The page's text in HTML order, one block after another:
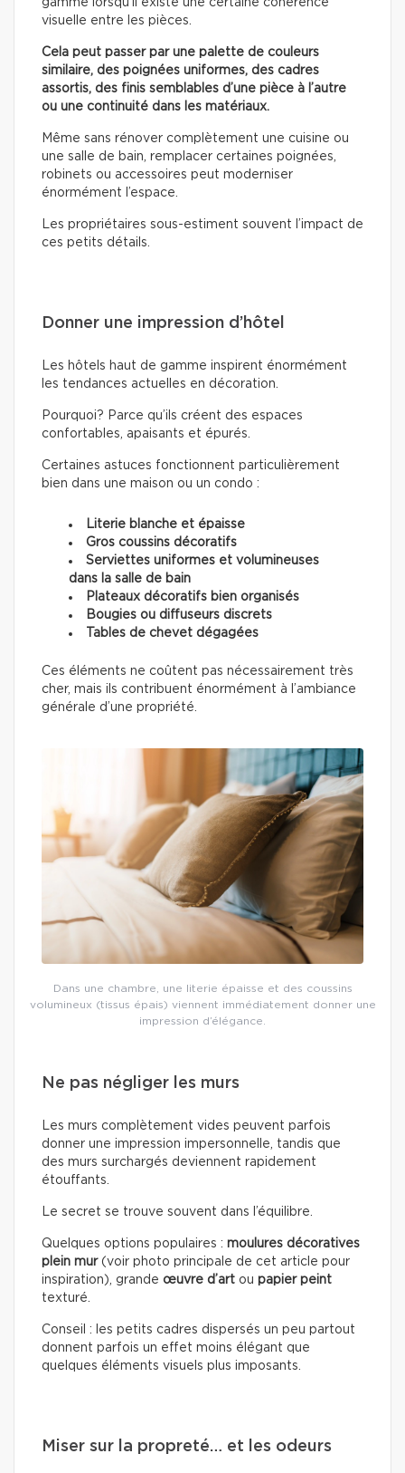
gamme lorsqu’il existe une certaine cohérence
visuelle entre les pièces.
Cela peut passer par une palette de couleurs
similaire, des poignées uniformes, des cadres
assortis, des finis semblables d’une pièce à l’autre
ou une continuité dans les matériaux.
Même sans rénover complètement une cuisine ou
une salle de bain, remplacer certaines poignées,
robinets ou accessoires peut moderniser
énormément l’espace.
Les propriétaires sous-estiment souvent l’impact de
ces petits détails.
Donner une impression d’hôtel
Les hôtels haut de gamme inspirent énormément
les tendances actuelles en décoration.
Pourquoi? Parce qu’ils créent des espaces
confortables, apaisants et épurés.
Certaines astuces fonctionnent particulièrement
bien dans une maison ou un condo :
Literie blanche et épaisse
Gros coussins décoratifs
Serviettes uniformes et volumineuses
dans la salle de bain
Plateaux décoratifs bien organisés
Bougies ou diffuseurs discrets
Tables de chevet dégagées
Ces éléments ne coûtent pas nécessairement très
cher, mais ils contribuent énormément à l’ambiance
générale d’une propriété.
Dans une chambre, une literie épaisse et des coussins
volumineux (tissus épais) viennent immédiatement donner une
impression d’élégance.
Ne pas négliger les murs
Les murs complètement vides peuvent parfois
donner une impression impersonnelle, tandis que
des murs surchargés deviennent rapidement
étouffants.
Le secret se trouve souvent dans l’équilibre.
Quelques options populaires : moulures décoratives
plein mur (voir photo principale de cet article pour
inspiration), grande œuvre d’art ou papier peint
texturé.
Conseil : les petits cadres dispersés un peu partout
donnent parfois un effet moins élégant que
quelques éléments visuels plus imposants.
Miser sur la propreté… et les odeurs